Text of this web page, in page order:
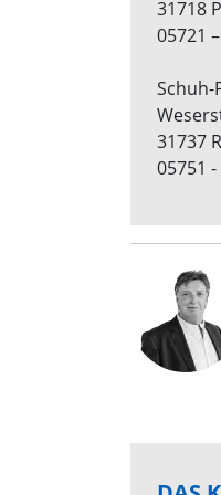
31718
05721
Schuh-
31737
05751